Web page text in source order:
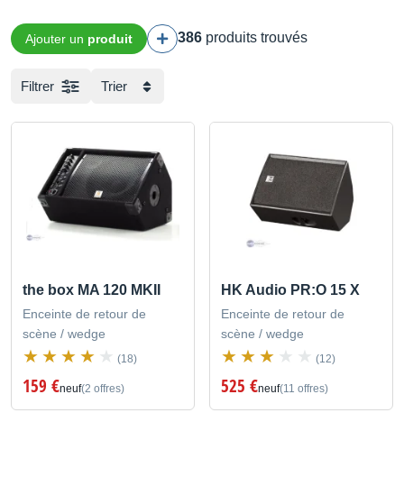
Ajouter un produit 386 produits trouvés
Filtrer Trier
the box MA 120 MKII
Enceinte de retour de
scène / wedge
(18)
159 €neuf(2 offres)
HK Audio PR:O 15 X
Enceinte de retour de
scène / wedge
(12)
525 €neuf(11 offres)